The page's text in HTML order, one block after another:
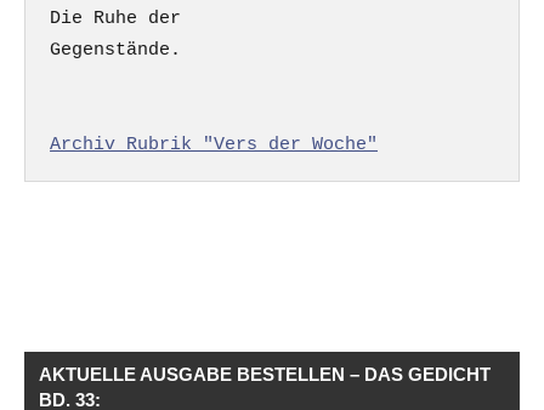
Die Ruhe der
Gegenstände.
Archiv Rubrik "Vers der Woche"
AKTUELLE AUSGABE BESTELLEN – DAS GEDICHT
BD. 33: